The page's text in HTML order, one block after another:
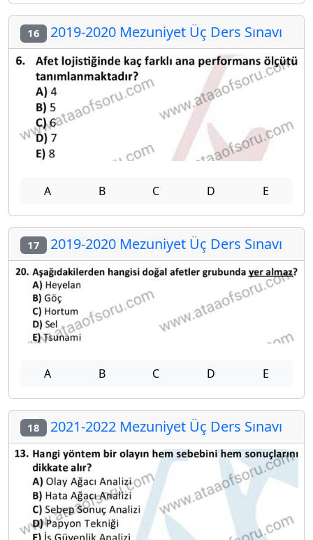
16 2019-2020 Mezuniyet Üç Ders Sınavı
A B C D E
17 2019-2020 Mezuniyet Üç Ders Sınavı
A B C D E
18 2021-2022 Mezuniyet Üç Ders Sınavı